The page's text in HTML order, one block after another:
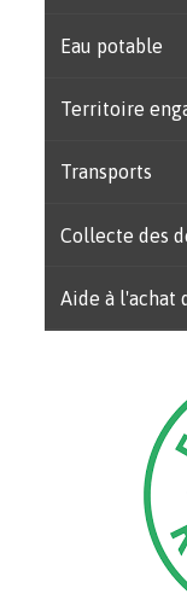
Eau potable
Territoire
Transports
Collecte des
Aide à l'achat